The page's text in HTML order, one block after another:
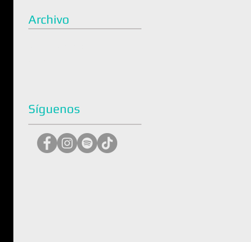
Archivo
Síguenos